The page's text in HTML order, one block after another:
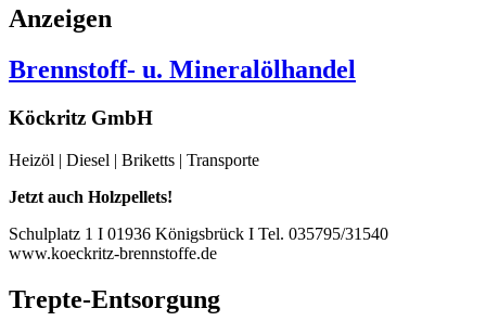
Anzeigen
Brennstoff- u. Mineralölhandel
Köckritz GmbH
Heizöl | Diesel | Briketts | Transporte
Jetzt auch Holzpellets!
Schulplatz 1 I 01936 Königsbrück I Tel. 035795/31540
www.koeckritz-brennstoffe.de
Trepte-Entsorgung